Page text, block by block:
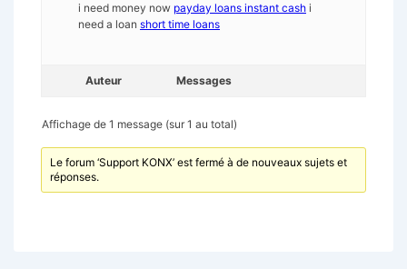
i need money now payday loans instant cash i
need a loan short time loans
Auteur Messages
Affichage de 1 message (sur 1 au total)
Le forum ‘Support KONX’ est fermé à de nouveaux sujets et
réponses.